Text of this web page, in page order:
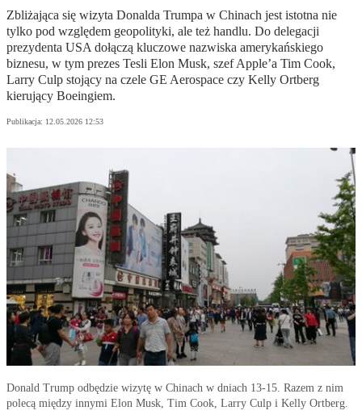
Zbliżająca się wizyta Donalda Trumpa w Chinach jest istotna nie
tylko pod względem geopolityki, ale też handlu. Do delegacji
prezydenta USA dołączą kluczowe nazwiska amerykańskiego
biznesu, w tym prezes Tesli Elon Musk, szef Apple’a Tim Cook,
Larry Culp stojący na czele GE Aerospace czy Kelly Ortberg
kierujący Boeingiem.
Publikacja: 12.05.2026 12:53
Donald Trump odbędzie wizytę w Chinach w dniach 13-15. Razem z nim
polecą między innymi Elon Musk, Tim Cook, Larry Culp i Kelly Ortberg.